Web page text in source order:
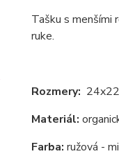
Tašku s menšími
ruke.
Rozmery:
Materiál:
Farba: ružová -